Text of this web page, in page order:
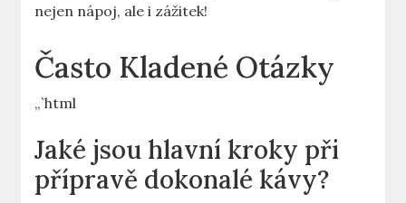
nejen nápoj, ale i zážitek!
Často Kladené Otázky
„`html
Jaké jsou hlavní kroky při
přípravě dokonalé kávy?